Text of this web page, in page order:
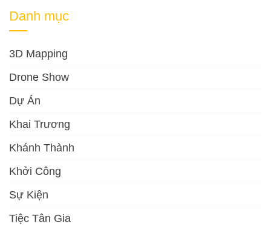
Danh mục
3D Mapping
Drone Show
Dự Án
Khai Trương
Khánh Thành
Khởi Công
Sự Kiện
Tiệc Tân Gia